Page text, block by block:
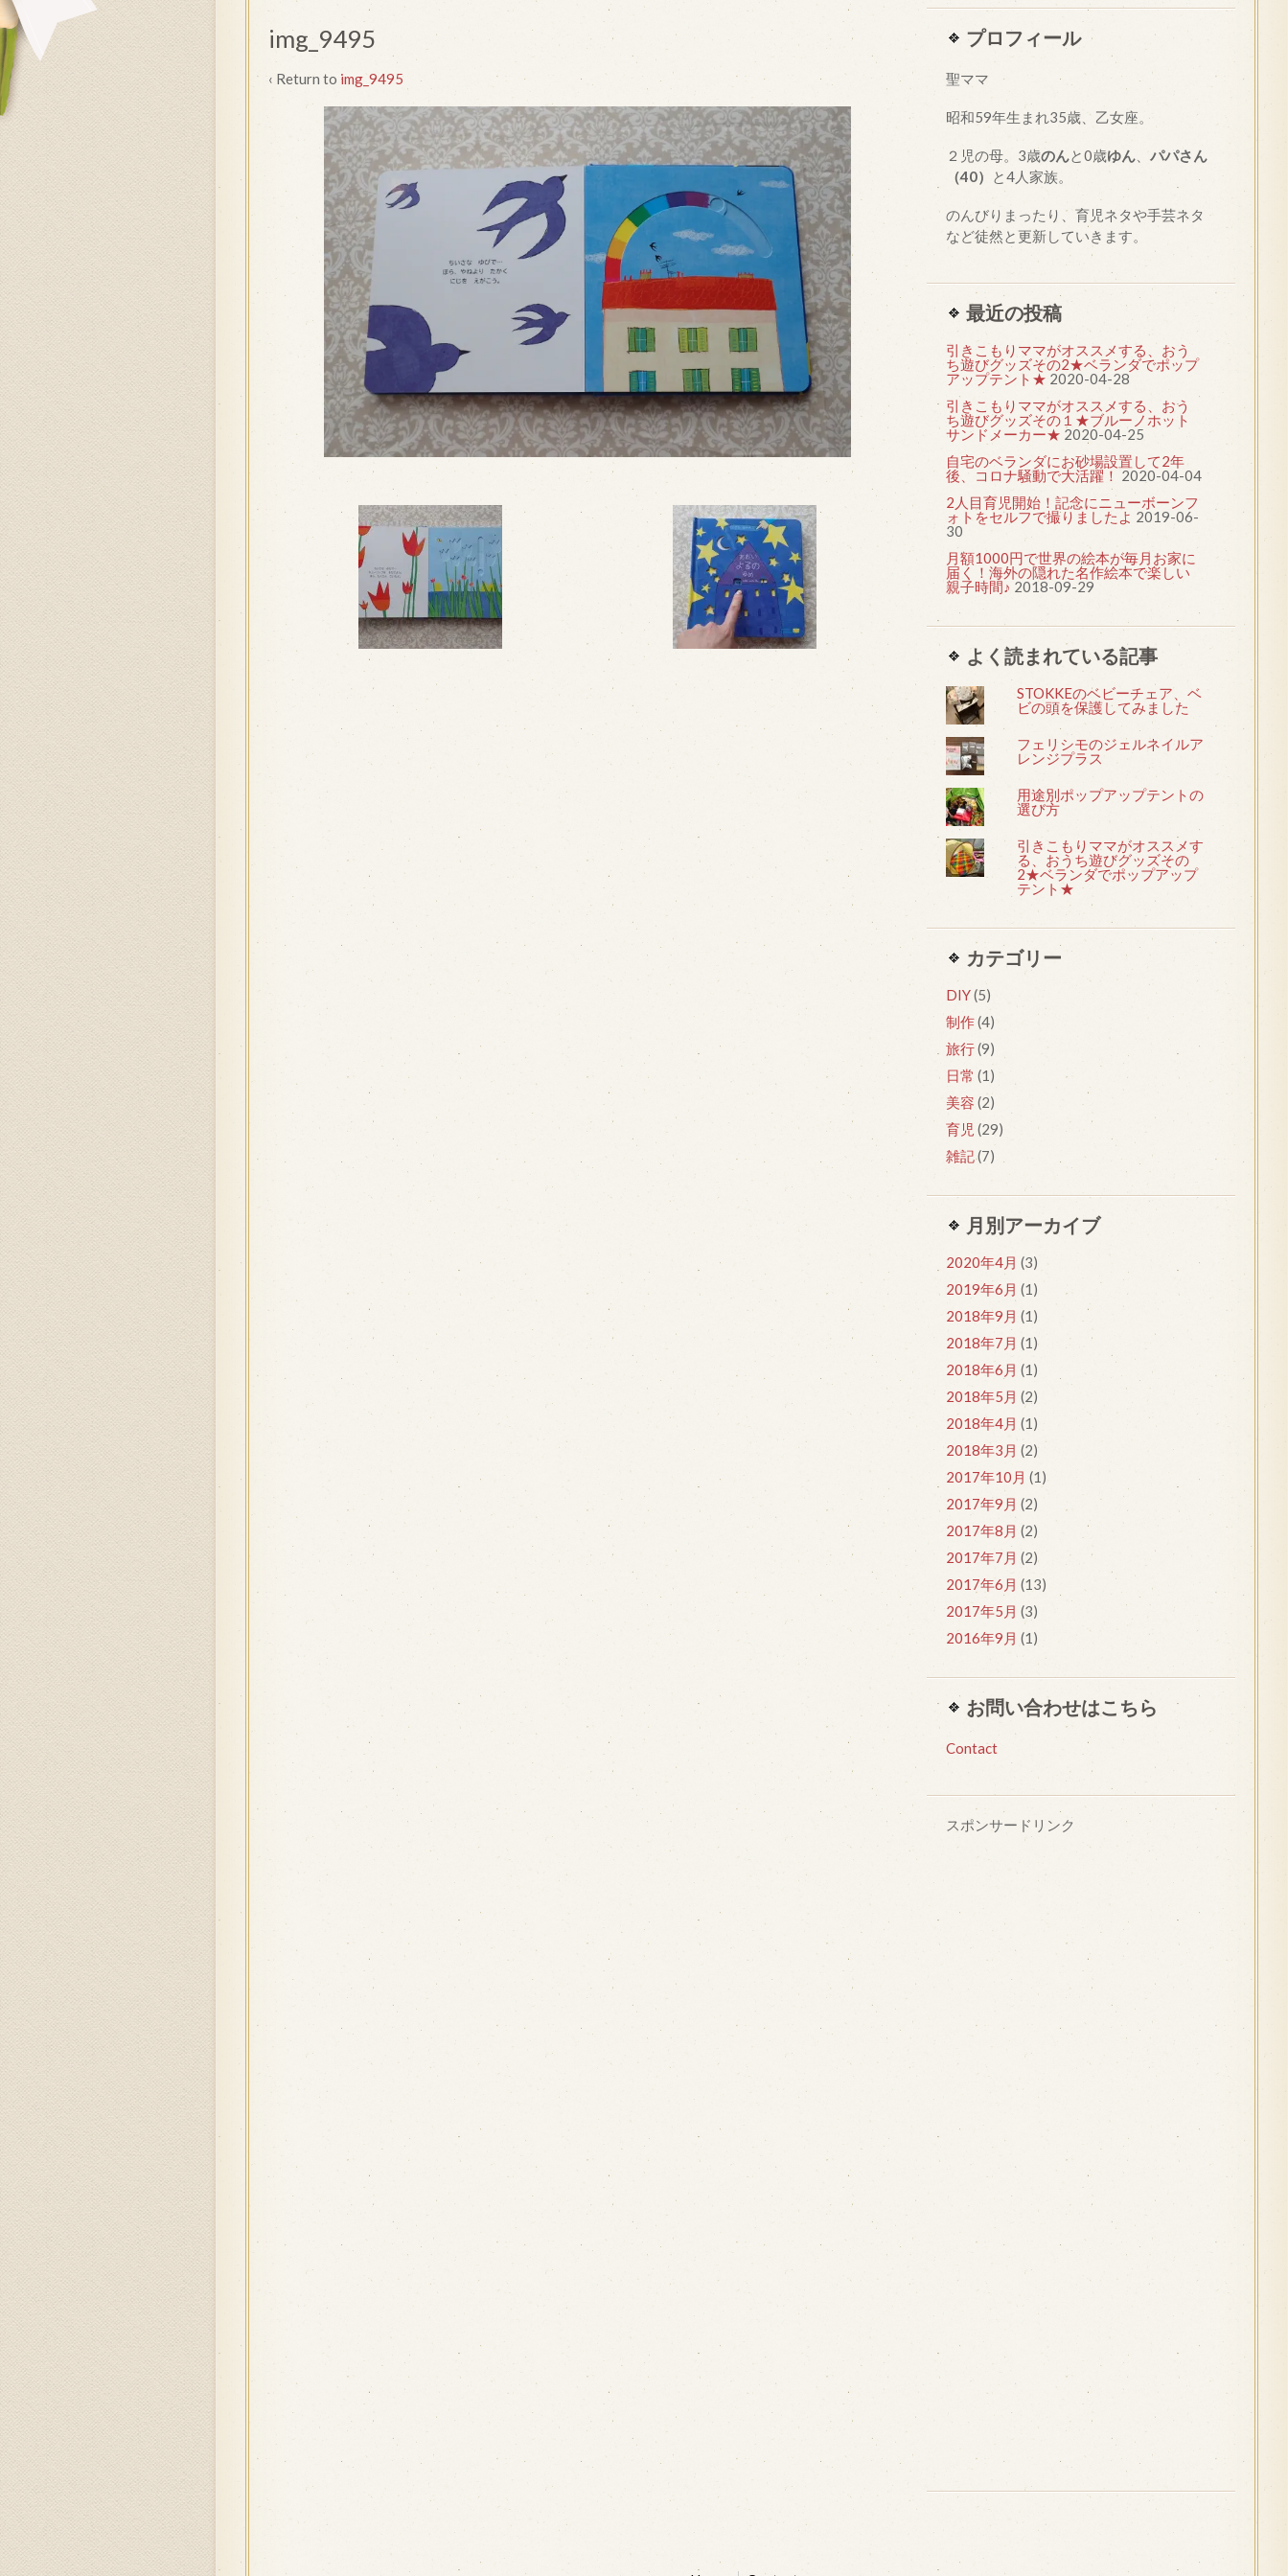
img_9495
‹ Return to img_9495
プロフィール
聖ママ
昭和59年生まれ35歳、乙女座。
２児の母。3歳のんと0歳ゆん、 パパさん
（40）
と4人家族。
のんびりまったり、育児ネタや手芸ネタ
など徒然と更新していきます。
最近の投稿
引きこもりママがオススメする、おう
ち遊びグッズその2★ベランダでポップ
アップテント★ 2020-04-28
引きこもりママがオススメする、おう
ち遊びグッズその１★ブルーノホット
サンドメーカー★ 2020-04-25
自宅のベランダにお砂場設置して2年
後、コロナ騒動で大活躍！ 2020-04-04
2人目育児開始！記念にニューボーンフ
ォトをセルフで撮りましたよ 2019-06-
30
月額1000円で世界の絵本が毎月お家に
届く！海外の隠れた名作絵本で楽しい
親子時間♪ 2018-09-29
よく読まれている記事
STOKKEのベビーチェア、ベ
ビの頭を保護してみました
フェリシモのジェルネイルア
レンジプラス
用途別ポップアップテントの
選び方
引きこもりママがオススメす
る、おうち遊びグッズその
2★ベランダでポップアップ
テント★
カテゴリー
DIY(5)
制作(4)
旅行(9)
日常 (1)
美容 (2)
育児 (29)
雑記(7)
月別アーカイブ
2020年4月 (3)
2019年6月 (1)
2018年9月 (1)
2018年7月 (1)
2018年6月 (1)
2018年5月 (2)
2018年4月 (1)
2018年3月 (2)
2017年10月 (1)
2017年9月 (2)
2017年8月 (2)
2017年7月 (2)
2017年6月 (13)
2017年5月 (3)
2016年9月 (1)
お問い合わせはこちら
Contact
スポンサードリンク